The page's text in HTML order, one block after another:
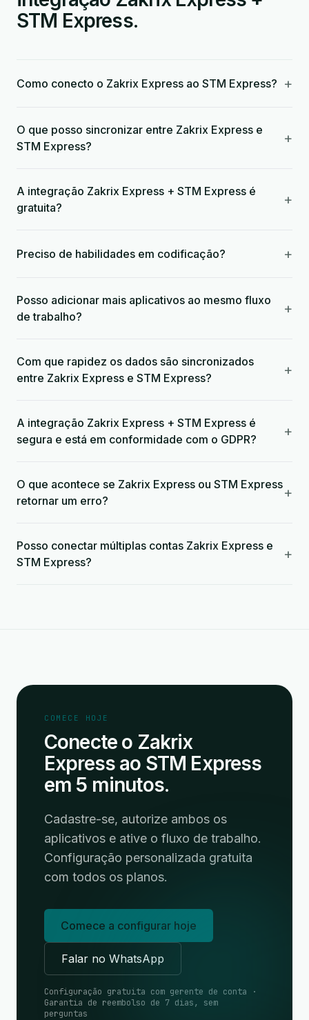
STM Express.
Como conecto o Zakrix Express ao STM Express? +
O que posso sincronizar entre Zakrix Express e
STM Express?
+
A integração Zakrix Express + STM Express é
gratuita?
+
Preciso de habilidades em codificação? +
Posso adicionar mais aplicativos ao mesmo fluxo
de trabalho?
+
Com que rapidez os dados são sincronizados
entre Zakrix Express e STM Express?
+
A integração Zakrix Express + STM Express é
segura e está em conformidade com o GDPR?
+
O que acontece se Zakrix Express ou STM Express
retornar um erro?
+
Posso conectar múltiplas contas Zakrix Express e
STM Express?
+
COMECE HOJE
Conecte o Zakrix
Express ao STM Express
em 5 minutos.
Cadastre-se, autorize ambos os
aplicativos e ative o fluxo de trabalho.
Configuração personalizada gratuita
com todos os planos.
Comece a configurar hoje
Falar no WhatsApp
Configuração gratuita com gerente de conta ·
Garantia de reembolso de 7 dias, sem
perguntas